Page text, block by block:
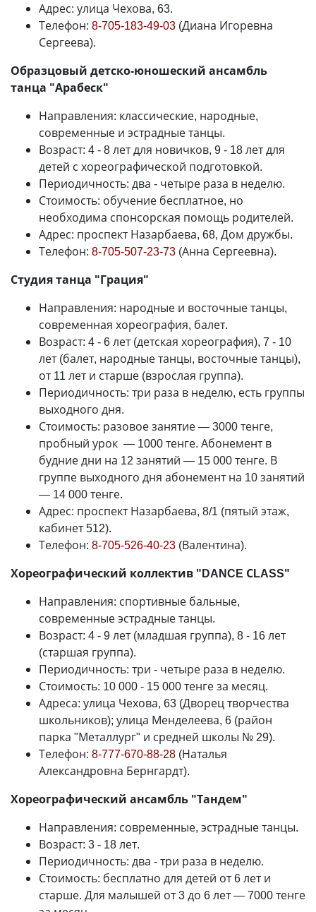
Адрес: улица Чехова, 63.
Телефон: 8-705-183-49-03 (Диана Игоревна
Сергеева).
Образцовый детско-юношеский ансамбль
танца "Арабеск"
Направления: классические, народные,
современные и эстрадные танцы.
Возраст: 4 - 8 лет для новичков, 9 - 18 лет для
детей с хореографической подготовкой.
Периодичность: два - четыре раза в неделю.
Стоимость: обучение бесплатное, но
необходима спонсорская помощь родителей.
Адрес: проспект Назарбаева, 68, Дом дружбы.
Телефон: 8-705-507-23-73 (Анна Сергеевна).
Студия танца "Грация"
Направления: народные и восточные танцы,
современная хореография, балет.
Возраст: 4 - 6 лет (детская хореография), 7 - 10
лет (балет, народные танцы, восточные танцы),
от 11 лет и старше (взрослая группа).
Периодичность: три раза в неделю, есть группы
выходного дня.
Стоимость: разовое занятие—3000 тенге,
пробный урок — 1000 тенге. Абонемент в
будние дни на 12 занятий — 15 000 тенге. В
группе выходного дня абонемент на 10 занятий
— 14 000 тенге.
Адрес: проспект Назарбаева, 8/1 (пятый этаж,
кабинет 512).
Телефон: 8-705-526-40-23 (Валентина).
Хореографический коллектив "DANCE СLASS"
Направления: спортивные бальные,
современные эстрадные танцы.
Возраст: 4 - 9 лет (младшая группа), 8 - 16 лет
(старшая группа).
Периодичность: три - четыре раза в неделю.
Стоимость: 10 000 - 15 000 тенге за месяц.
Адреса: улица Чехова, 63 (Дворец творчества
школьников); улица Менделеева, 6 (район
парка "Металлург" и средней школы № 29).
Телефон: 8-777-670-88-28 (Наталья
Александровна Бернгардт).
Хореографический ансамбль "Тандем"
Направления: современные, эстрадные танцы.
Возраст: 3 - 18 лет.
Периодичность: два - три раза в неделю.
Стоимость: бесплатно для детей от 6 лет и
старше. Для малышей от 3 до 6 лет—7000 тенге